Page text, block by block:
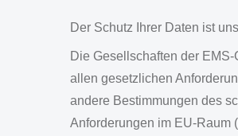
Der Schutz Ihrer Daten ist
Die Gesellschaften der
allen gesetzlichen
andere Bestimmungen des
Anforderungen im EU-Raum